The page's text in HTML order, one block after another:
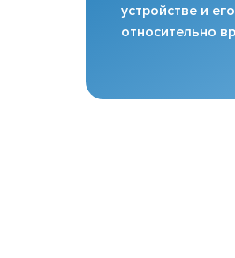
устройстве и
относительно